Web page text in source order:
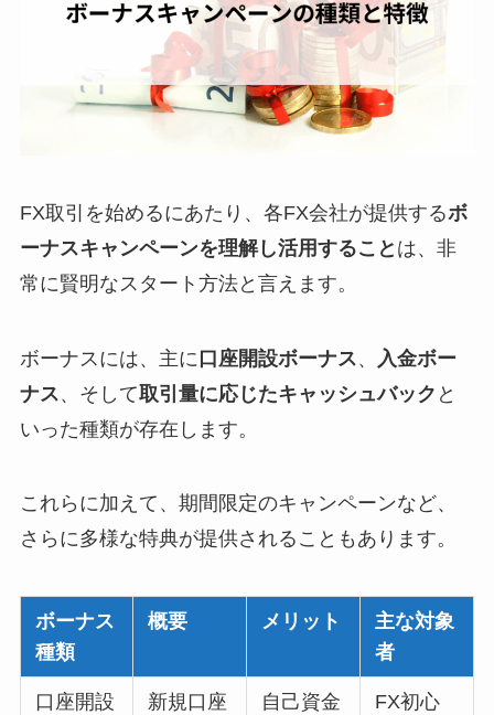
FX取引を始めるにあたり、各FX会社が提供するボ
ーナスキャンペーンを理解し活用すること は、非
常に賢明なスタート方法と言えます。
ボーナスには、主に 口座開設ボーナス、
入金ボー
ナス、そして取引量に応じたキャッシュバック と
いった種類が存在します。
これらに加えて、期間限定のキャンペーンなど、
さらに多様な特典が提供されることもあります。
ボーナス
種類
概要 メリット
主な対象
者
口座開設
新規口座
自己資金
FX初心